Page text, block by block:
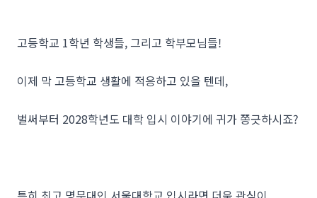
고등학교 1학년 학생들, 그리고 학부모님들!
이제 막 고등학교 생활에 적응하고 있을 텐데,
벌써부터 2028학년도 대학 입시 이야기에 귀가 쫑긋하시죠?